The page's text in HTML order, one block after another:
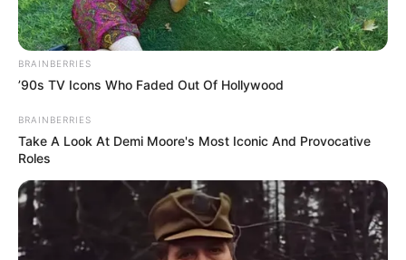
Email address:
BRAINBERRIES
’90s TV Icons Who Faded Out Of Hollywood
BRAINBERRIES
Take A Look At Demi Moore's Most Iconic And Provocative
Roles